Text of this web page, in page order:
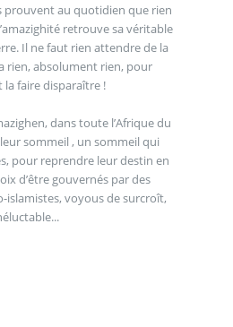
prouvent au quotidien que rien
retrouve sa véritable
Il ne faut rien attendre de la
rien, absolument rien, pour
la faire disparaître !
dans toute l’Afrique du
sommeil , un sommeil qui
pour reprendre leur destin en
des